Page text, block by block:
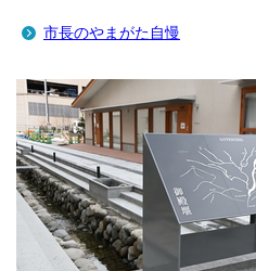
市長のやまがた自慢